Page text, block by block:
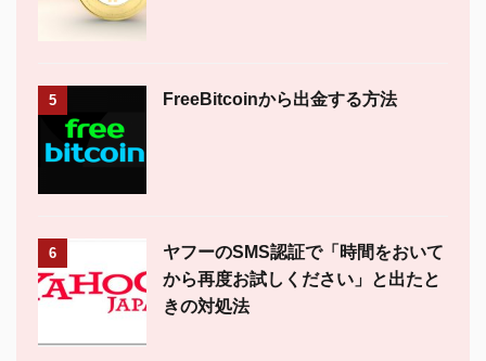
5 FreeBitcoinから出金する方法
6
ヤフーのSMS認証で「時間をおいて
から再度お試しください」と出たと
きの対処法